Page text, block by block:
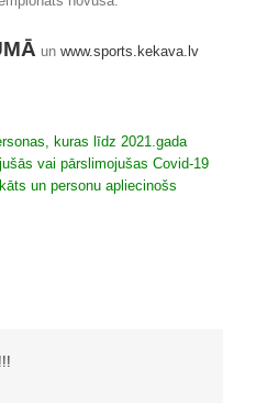
un www.sports.kekava.lv
kuras līdz 2021.gada
vai pārslimojušas Covid-19
un personu apliecinošs